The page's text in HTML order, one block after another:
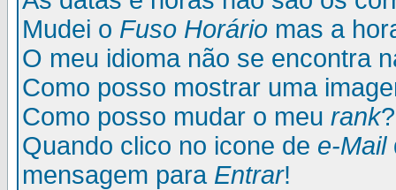
Mudei o Fuso Horário mas a
O meu idioma não se encontra
Como posso mostrar uma
Como posso mudar o meu rank?
Quando clico no icone de e-Mail
mensagem para Entrar!